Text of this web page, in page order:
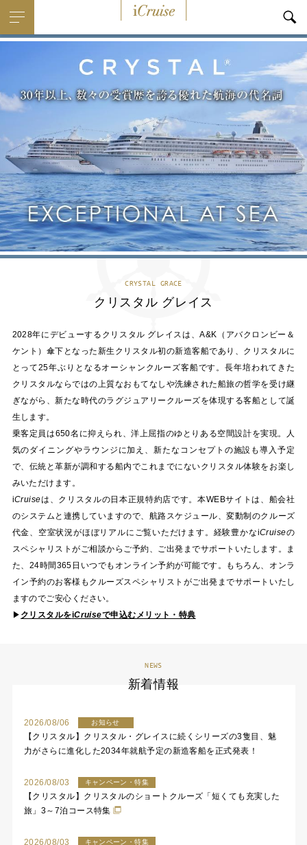
CRYSTAL GRACE
クリスタル グレイス
2028年にデビューするクリスタル グレイスは、A&K（アバクロンビー＆
ケント）傘下となった新生クリスタル初の新造客船であり、クリスタルに
とって25年ぶりとなるオーシャンクルーズ客船です。長年培われてきた
クリスタルならではの上質なおもてなしや洗練された船旅の哲学を受け継
ぎながら、新たな時代のラグジュアリークルーズを体現する客船として誕
生します。
乗客定員は650名に抑えられ、洋上屈指のゆとりある空間設計を実現。人
気のダイニングやラウンジに加え、新たなコンセプトの施設も導入予定
で、伝統と革新が調和する船内でこれまでにないクリスタル体験をお楽し
みいただけます。
iCruiseは、クリスタルの日本正規特約店です。本WEBサイトは、船会社
のシステムと連携していますので、航路スケジュール、変動制のクルーズ
代金、空室状況がほぼリアルにご覧いただけます。経験豊かなiCruiseの
スペシャリストがご相談からご予約、ご出発までサポートいたします。ま
た、24時間365日いつでもオンライン予約が可能です。もちろん、オンラ
イン予約のお客様もクルーズスペシャリストがご出発までサポートいたし
ますのでご安心ください。
▶ クリスタルをiCruiseで申込むメリット・特典
NEWS
新着情報
2026/08/06 お知らせ
【クリスタル】クリスタル・グレイスに続くシリーズの3隻目、魅
力がさらに進化した2034年就航予定の新造客船を正式発表！
2026/08/03 キャンペーン・特集
【クリスタル】クリスタルのショートクルーズ「短くても充実した
旅」3～7泊コース特集
2026/08/03 キャンペーン・特集